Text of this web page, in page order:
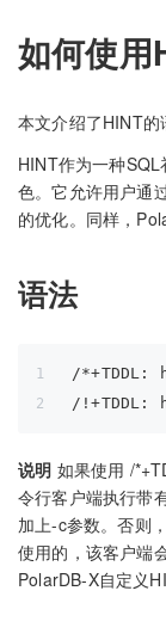
如何使用
本文介绍了HINT的
HINT作为一种
色。它允许用户通
的优化。同样，
语法
/*+TDDL:
/!+TDDL:
说明 如果使用 /
令行客户端执行带
加上-c参数。否则
使用的，该客户端
PolarDB-X自定义